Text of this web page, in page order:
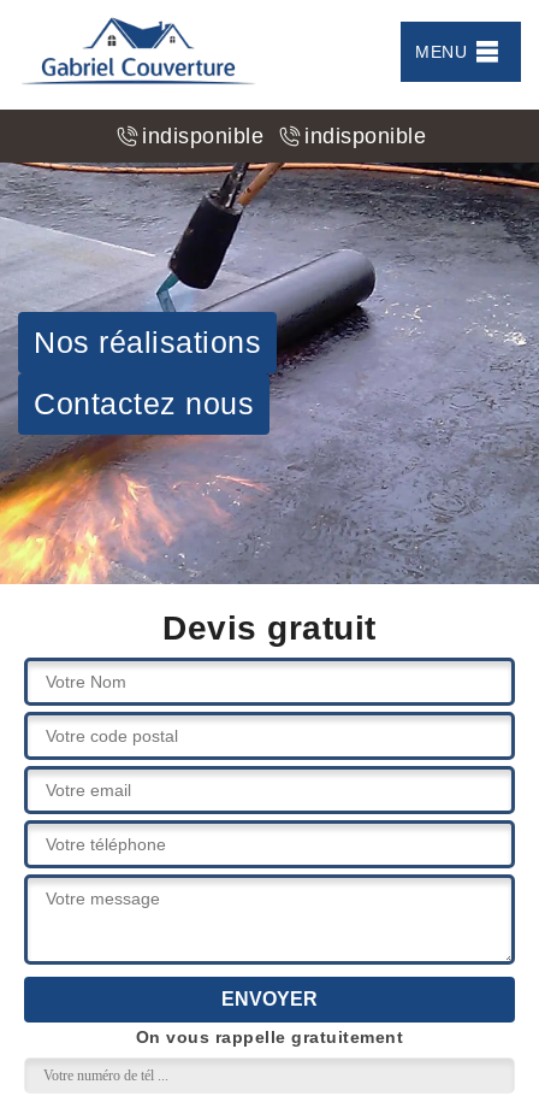
MENU
indisponible indisponible
Nos réalisations
Contactez nous
Devis gratuit
On vous rappelle gratuitement